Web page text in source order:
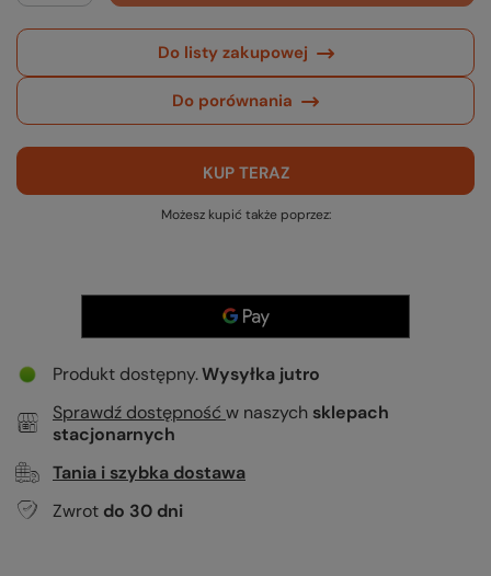
Do listy zakupowej
Do porównania
KUP TERAZ
Możesz kupić także poprzez:
Produkt dostępny Wysyłka jutro
Sprawdź dostępność w naszych sklepach
stacjonarnych
Tania i szybka dostawa
Zwrot do 30 dni